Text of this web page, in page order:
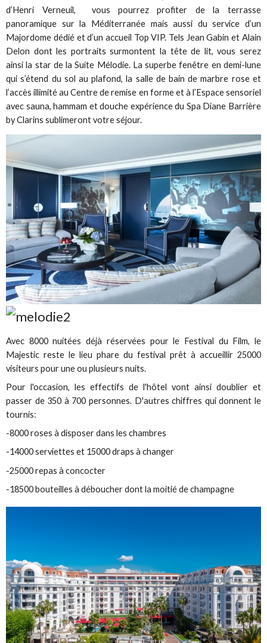
d’Henri Verneuil, vous pourrez profiter de la terrasse
panoramique sur la Méditerranée mais aussi du service d’un
Majordome dédié et d’un accueil Top VIP. Tels Jean Gabin et Alain
Delon dont les portraits surmontent la tête de lit, vous serez
ainsi la star de la Suite Mélodie. La superbe fenêtre en demi-lune
qui s’étend du sol au plafond, la salle de bain de marbre rose et
l’accès illimité au Centre de remise en forme et à l’Espace sensoriel
avec sauna, hammam et douche expérience du Spa Diane Barrière
by Clarins sublimeront votre séjour.
Avec 8000 nuitées déjà réservées pour le Festival du Film, le
Majestic reste le lieu phare du festival prêt à accueillir 25000
visiteurs pour une ou plusieurs nuits.
Pour l'occasion, les effectifs de l'hôtel vont ainsi doublier et
passer de 350 à 700 personnes. D'autres chiffres qui donnent le
tournis:
-8000 roses à disposer dans les chambres
-14000 serviettes et 15000 draps à changer
-25000 repas à concocter
-18500 bouteilles à déboucher dont la moitié de champagne